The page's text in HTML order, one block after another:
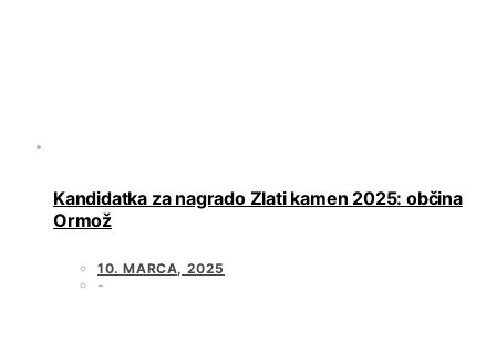
Kandidatka za nagrado Zlati kamen 2025: občina
Ormož
10. MARCA, 2025